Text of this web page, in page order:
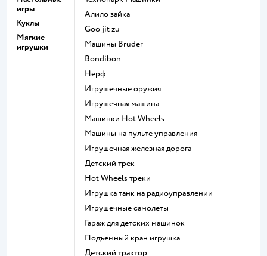
игры
Куклы
Мягкие
игрушки
Алило зайка
Goo jit zu
Машины Bruder
Bondibon
Нерф
Игрушечные оружия
Игрушечная машина
Машинки Hot Wheels
Машины на пульте управления
Игрушечная железная дорога
Детский трек
Hot Wheels треки
Игрушка танк на радиоуправлении
Игрушечные самолеты
Гараж для детских машинок
Подъемный кран игрушка
Детский трактор